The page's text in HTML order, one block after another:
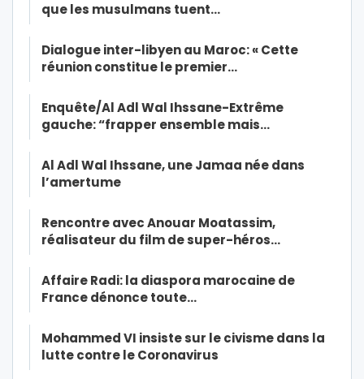
que les musulmans tuent…
Dialogue inter-libyen au Maroc: « Cette
réunion constitue le premier…
Enquête/Al Adl Wal Ihssane-Extrême
gauche: “frapper ensemble mais…
Al Adl Wal Ihssane, une Jamaa née dans
l’amertume
Rencontre avec Anouar Moatassim,
réalisateur du film de super-héros…
Affaire Radi: la diaspora marocaine de
France dénonce toute…
Mohammed VI insiste sur le civisme dans la
lutte contre le Coronavirus